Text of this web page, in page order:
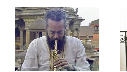
Jäger David